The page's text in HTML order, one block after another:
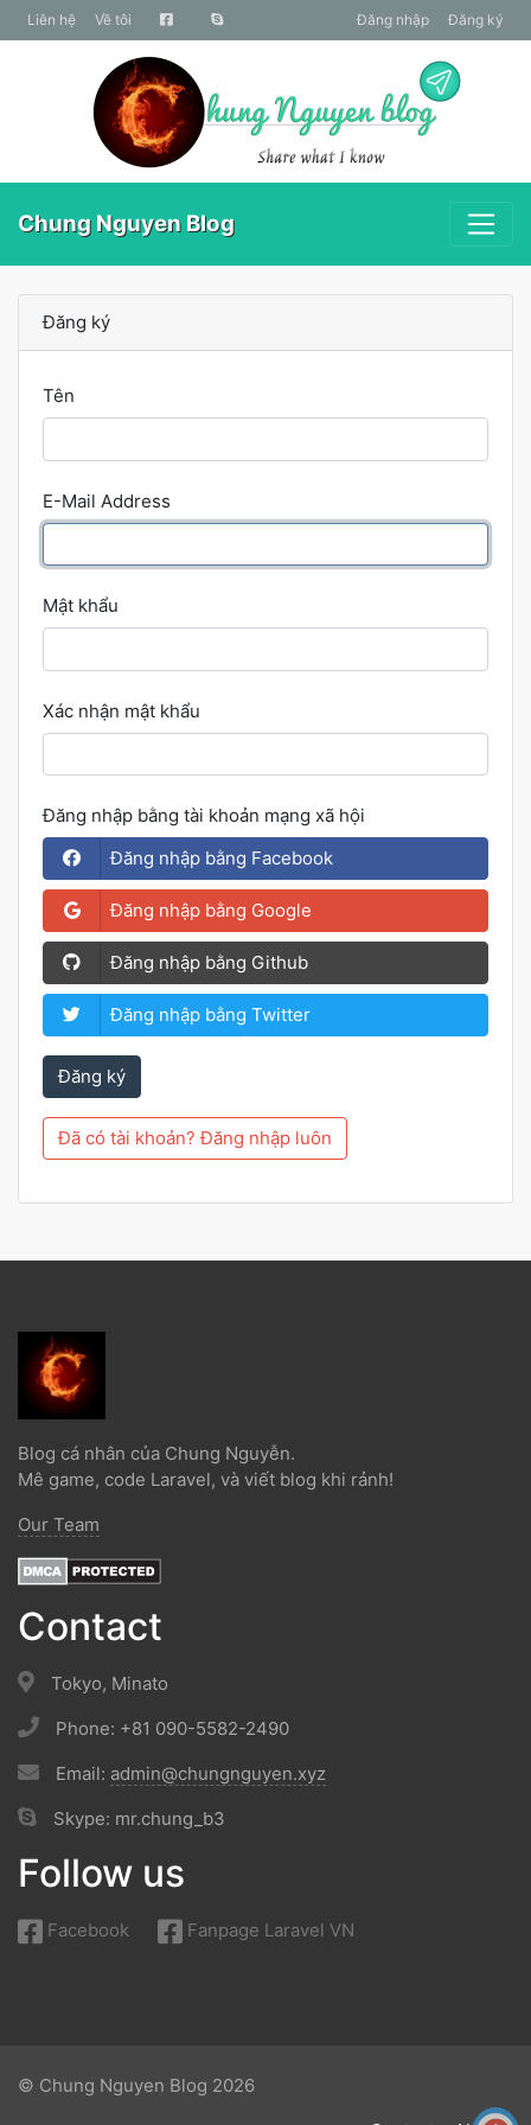
liên hệ Về tôi Đăng nhập Đăng ký
Chung Nguyen Blog
Đăng ký
Tên
E-Mail Address
Mật khẩu
Xác nhận mật khẩu
Đăng nhập bằng tài khoản mạng xã hội
Đăng nhập bằng Facebook
Đăng nhập bằng Google
Đăng nhập bằng Github
Đăng nhập bằng Twitter
Đăng ký
Đã có tài khoản? Đăng nhập luôn
Blog cá nhân của Chung Nguyễn.
Mê game, code Laravel, và viết blog khi rảnh!
Our Team
Contact
Tokyo, Minato
Phone: +81 090-5582-2490
Email: admin@chungnguyen.xyz
Skype: mr.chung_b3
Follow us
Facebook Fanpage Laravel VN
© Chung Nguyen Blog 2026